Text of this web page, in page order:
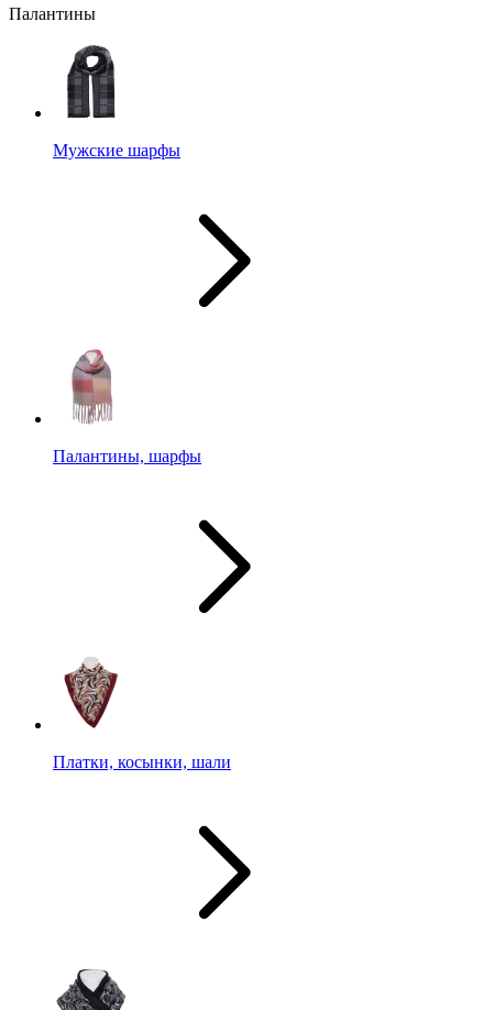
Палантины
Мужские шарфы
Палантины, шарфы
Платки, косынки, шали